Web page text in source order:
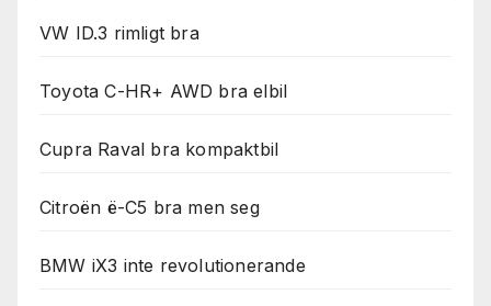
VW ID.3 rimligt bra
Toyota C-HR+ AWD bra elbil
Cupra Raval bra kompaktbil
Citroën ë-C5 bra men seg
BMW iX3 inte revolutionerande